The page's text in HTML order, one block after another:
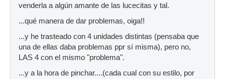
venderla a algún amante de las lucecitas y tal.
...qué manera de dar problemas, oiga!!
...y he trasteado con 4 unidades distintas (pensaba que
una de ellas daba problemas ppr sí misma), pero no,
LAS 4 con el mismo "problema".
...y a la hora de pinchar....(cada cual con su estilo, por